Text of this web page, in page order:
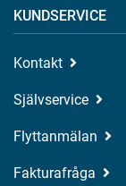
KUNDSERVICE
Kontakt
Självservice
Flyttanmälan
Fakturafråga